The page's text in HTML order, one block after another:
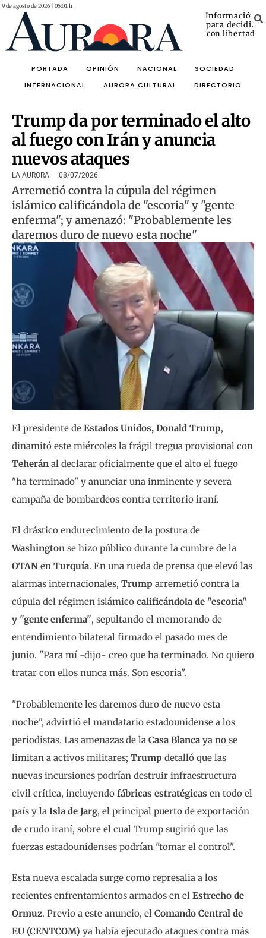
9 de agosto de 2026 | 05:01 h
Información
para decidir
con libertad
PORTADA OPINIÓN NACIONAL
SOCIEDAD
INTERNACIONAL
AURORA CULTURAL DIRECTORIO
Trump da por terminado el alto
al fuego con Irán y anuncia
nuevos ataques
LA AURORA 08/07/2026
Arremetió contra la cúpula del régimen
islámico calificándola de "escoria" y "gente
enferma"; y amenazó: "Probablemente les
daremos duro de nuevo esta noche"
El presidente de Estados Unidos, Donald Trump,
dinamitó este miércoles la frágil tregua provisional con
Teherán al declarar oficialmente que el alto el fuego
"ha terminado" y anunciar una inminente y severa
campaña de bombardeos contra territorio iraní.
El drástico endurecimiento de la postura de
Washington se hizo público durante la cumbre de la
OTAN en Turquía. En una rueda de prensa que elevó las
alarmas internacionales, Trump arremetió contra la
cúpula del régimen islámico calificándola de "escoria"
y "gente enferma", sepultando el memorando de
entendimiento bilateral firmado el pasado mes de
junio. "Para mí -dijo- creo que ha terminado. No quiero
tratar con ellos nunca más. Son escoria".
"Probablemente les daremos duro de nuevo esta
noche", advirtió el mandatario estadounidense a los
periodistas. Las amenazas de la Casa Blanca ya no se
limitan a activos militares; Trump detalló que las
nuevas incursiones podrían destruir infraestructura
civil crítica, incluyendo fábricas estratégicas en todo el
país y la Isla de Jarg, el principal puerto de exportación
de crudo iraní, sobre el cual Trump sugirió que las
fuerzas estadounidenses podrían "tomar el control".
Esta nueva escalada surge como represalia a los
recientes enfrentamientos armados en el Estrecho de
Ormuz. Previo a este anuncio, el Comando Central de
EU (CENTCOM) ya había ejecutado ataques contra más